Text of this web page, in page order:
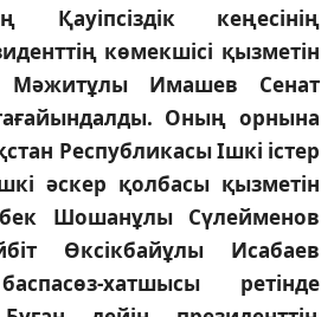
Қауiпсiздiк кеңесiнiң
көмекшiсi қызметiн
Мәжитұлы Имашев Сенат
Оның орнына
Республикасы Iшкi iстер
әскер қолбасы қызметiн
Шошанұлы Сүлейменов
Өксiкбайұлы Исабаев
хатшысы ретiнде